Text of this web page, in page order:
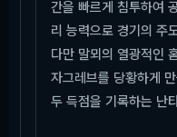
간을 빠르게 침투하여
리 능력으로 경기의 주
다만 말뫼의 열광적인
자그레브를 당황하게
두 득점을 기록하는 난